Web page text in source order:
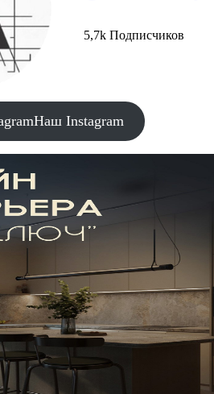
5,7k Подписчиков
Наш Instagram